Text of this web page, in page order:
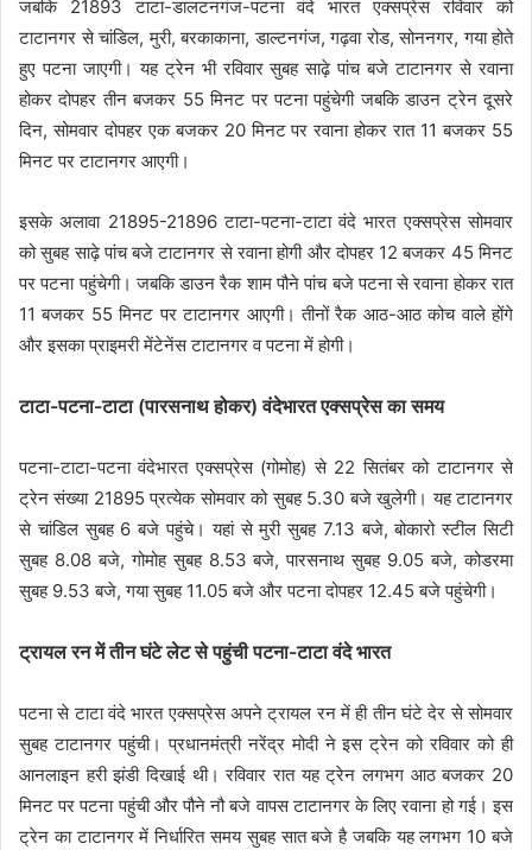
जबकि 21893 टाटा-डालटनगंज-पटना वंदे भारत एक्सप्रेस रविवार को
टाटानगर से चांडिल, मुरी, बरकाकाना, डाल्टनगंज, गढ़वा रोड, सोननगर, गया होते
हुए पटना जाएगी। यह ट्रेन भी रविवार सुबह साढ़े पांच बजे टाटानगर से रवाना
होकर दोपहर तीन बजकर 55 मिनट पर पटना पहुंचेगी जबकि डाउन ट्रेन दूसरे
दिन, सोमवार दोपहर एक बजकर 20 मिनट पर रवाना होकर रात 11 बजकर 55
मिनट पर टाटानगर आएगी।
इसके अलावा 21895-21896 टाटा-पटना-टाटा वंदे भारत एक्सप्रेस सोमवार
को सुबह साढ़े पांच बजे टाटानगर से रवाना होगी और दोपहर 12 बजकर 45 मिनट
पर पटना पहुंचेगी। जबकि डाउन रैक शाम पौने पांच बजे पटना से रवाना होकर रात
11 बजकर 55 मिनट पर टाटानगर आएगी। तीनों रैक आठ-आठ कोच वाले होंगे
और इसका प्राइमरी मेंटेनेंस टाटानगर व पटना में होगी।
टाटा-पटना-टाटा (पारसनाथ होकर) वंदेभारत एक्सप्रेस का समय
पटना-टाटा-पटना वंदेभारत एक्सप्रेस (गोमोह) से 22 सितंबर को टाटानगर से
ट्रेन संख्या 21895 प्रत्येक सोमवार को सुबह 5.30 बजे खुलेगी। यह टाटानगर
से चांडिल सुबह 6 बजे पहुंचे। यहां से मुरी सुबह 7.13 बजे, बोकारो स्टील सिटी
सुबह 8.08 बजे, गोमोह सुबह 8.53 बजे, पारसनाथ सुबह 9.05 बजे, कोडरमा
सुबह 9.53 बजे, गया सुबह 11.05 बजे और पटना दोपहर 12.45 बजे पहुंचेगी।
ट्रायल रन में तीन घंटे लेट से पहुंची पटना-टाटा वंदे भारत
पटना से टाटा वंदे भारत एक्सप्रेस अपने ट्रायल रन में ही तीन घंटे देर से सोमवार
सुबह टाटानगर पहुंची। प्रधानमंत्री नरेंद्र मोदी ने इस ट्रेन को रविवार को ही
आनलाइन हरी झंडी दिखाई थी। रविवार रात यह ट्रेन लगभग आठ बजकर 20
मिनट पर पटना पहुंची और पौने नौ बजे वापस टाटानगर के लिए रवाना हो गई। इस
ट्रेन का टाटानगर में निर्धारित समय सुबह सात बजे है जबकि यह लगभग 10 बजे